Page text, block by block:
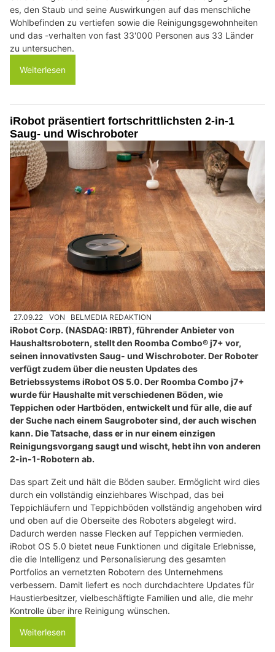
es, den Staub und seine Auswirkungen auf das menschliche
Wohlbefinden zu vertiefen sowie die Reinigungsgewohnheiten
und das -verhalten von fast 33'000 Personen aus 33 Länder
zu untersuchen.
Weiterlesen
iRobot präsentiert fortschrittlichsten 2-in-1
Saug- und Wischroboter
27.09.22 VON BELMEDIA REDAKTION
iRobot Corp. (NASDAQ: IRBT), führender Anbieter von
Haushaltsrobotern, stellt den Roomba Combo® j7+ vor,
seinen innovativsten Saug- und Wischroboter. Der Roboter
verfügt zudem über die neusten Updates des
Betriebssystems iRobot OS 5.0. Der Roomba Combo j7+
wurde für Haushalte mit verschiedenen Böden, wie
Teppichen oder Hartböden, entwickelt und für alle, die auf
der Suche nach einem Saugroboter sind, der auch wischen
kann. Die Tatsache, dass er in nur einem einzigen
Reinigungsvorgang saugt und wischt, hebt ihn von anderen
2-in-1-Robotern ab.
Das spart Zeit und hält die Böden sauber. Ermöglicht wird dies
durch ein vollständig einziehbares Wischpad, das bei
Teppichläufern und Teppichböden vollständig angehoben wird
und oben auf die Oberseite des Roboters abgelegt wird.
Dadurch werden nasse Flecken auf Teppichen vermieden.
iRobot OS 5.0 bietet neue Funktionen und digitale Erlebnisse,
die die Intelligenz und Personalisierung des gesamten
Portfolios an vernetzten Robotern des Unternehmens
verbessern. Damit liefert es noch durchdachtere Updates für
Haustierbesitzer, vielbeschäftigte Familien und alle, die mehr
Kontrolle über ihre Reinigung wünschen.
Weiterlesen